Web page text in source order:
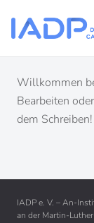
Willkommen
Bearbeiten
dem Schreiben!
IADP e. V. – An-
an der Martin-